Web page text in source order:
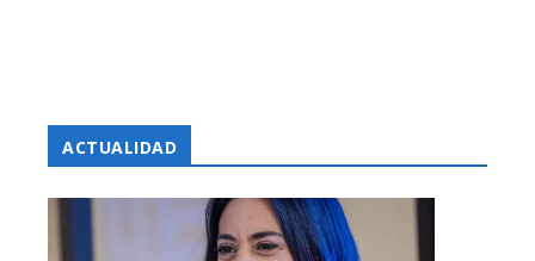
ACTUALIDAD